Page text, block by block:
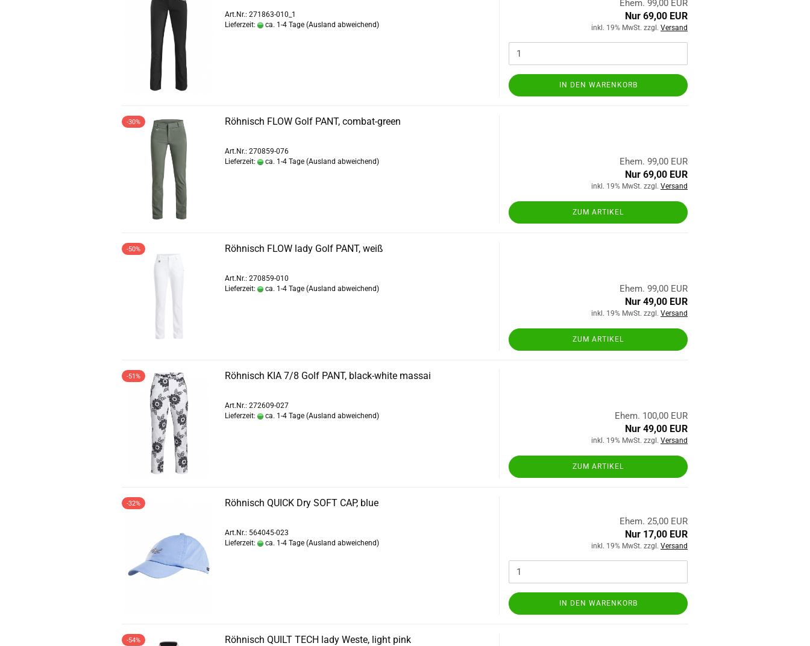
Art.Nr.: 271863-010_1
Lieferzeit:
ca. 1-4 Tage (Ausland abweichend)
Ehem. 99,00 EUR
Nur 69,00 EUR
inkl. 19% MwSt. zzgl. Versand
IN DEN WARENKORB
-30% Röhnisch FLOW Golf PANT, combat-green
Art.Nr.: 270859-076
Lieferzeit:
ca. 1-4 Tage (Ausland abweichend) Ehem. 99,00 EUR
Nur 69,00 EUR
inkl. 19% MwSt. zzgl. Versand
ZUM ARTIKEL
-50% Röhnisch FLOW lady Golf PANT, weiß
Art.Nr.: 270859-010
Lieferzeit:
ca. 1-4 Tage (Ausland abweichend) Ehem. 99,00 EUR
Nur 49,00 EUR
inkl. 19% MwSt. zzgl. Versand
ZUM ARTIKEL
-51% Röhnisch KIA 7/8 Golf PANT, black-white massai
Art.Nr.: 272609-027
Lieferzeit:
ca. 1-4 Tage (Ausland abweichend) Ehem. 100,00 EUR
Nur 49,00 EUR
inkl. 19% MwSt. zzgl. Versand
ZUM ARTIKEL
-32% Röhnisch QUICK Dry SOFT CAP, blue
Art.Nr.: 564045-023
Lieferzeit:
ca. 1-4 Tage (Ausland abweichend)
Ehem. 25,00 EUR
Nur 17,00 EUR
inkl. 19% MwSt. zzgl. Versand
IN DEN WARENKORB
-54% Röhnisch QUILT TECH lady Weste, light pink